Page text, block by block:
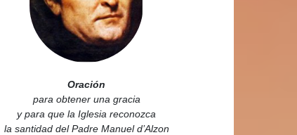
Oración
para obtener una gracia
y para que la Iglesia reconozca
la santidad del Padre Manuel d’Alzon